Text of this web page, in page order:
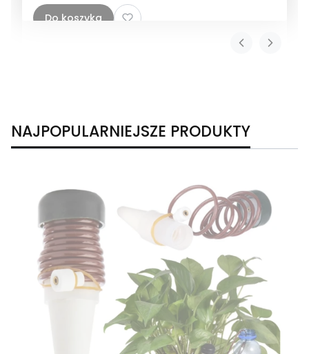
Do koszyka
NAJPOPULARNIEJSZE PRODUKTY